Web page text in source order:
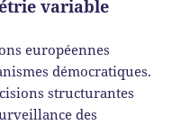
variable
européennes
démocratiques.
structurantes
des